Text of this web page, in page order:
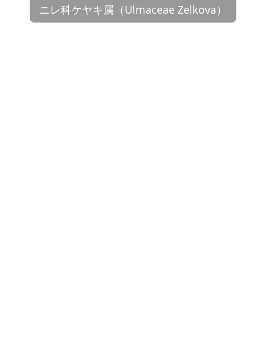
ニレ科ケヤキ属（Ulmaceae Zelkova）